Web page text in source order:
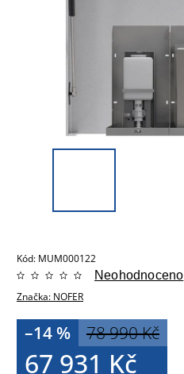
Kód: MUM000122
Značka: NOFER
Neohodnoceno
78 990 Kč
–14 %
67 931 Kč